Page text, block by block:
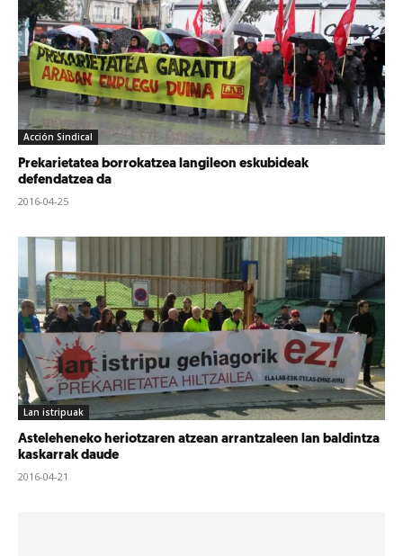
Acción Sindical
Prekarietatea borrokatzea langileon eskubideak
defendatzea da
2016-04-25
Lan istripuak
Asteleheneko heriotzaren atzean arrantzaleen lan baldintza
kaskarrak daude
2016-04-21